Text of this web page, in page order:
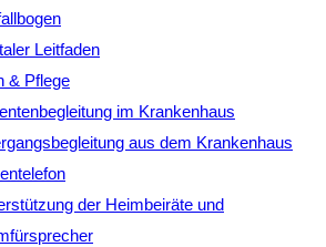
Leitfaden
& Pflege
im Krankenhaus
aus dem Krankenhaus
der Heimbeiräte und